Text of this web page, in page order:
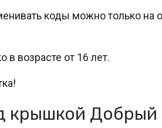
коды можно только
в возрасте от 16 лет.
крышкой Добрый